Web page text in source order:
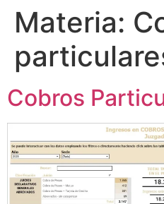
Materia:
Cobros